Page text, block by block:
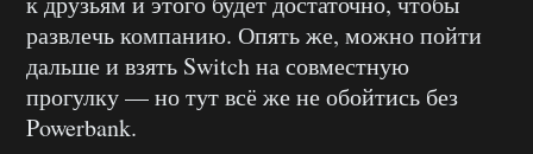
развлечь компанию. Опять же, можно пойти
дальше и взять Switch на совместную
прогулку — но тут всё же не обойтись без
Powerbank.